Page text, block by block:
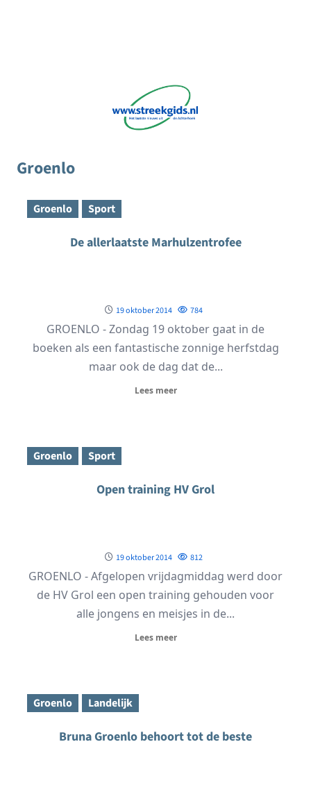
Groenlo
Groenlo Sport
De allerlaatste Marhulzentrofee
19 oktober 2014 784
GROENLO - Zondag 19 oktober gaat in de
boeken als een fantastische zonnige herfstdag
maar ook de dag dat de...
Lees meer
Groenlo Sport
Open training HV Grol
19 oktober 2014 812
GROENLO - Afgelopen vrijdagmiddag werd door
de HV Grol een open training gehouden voor
alle jongens en meisjes in de...
Lees meer
Groenlo Landelijk
Bruna Groenlo behoort tot de beste